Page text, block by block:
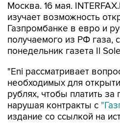
Москва. 16 мая.
изучает возможность
Газпромбанке в евро и
получаемого из РФ газа,
понедельник газета Il
"Eni рассматривает
необходимых для
рублях, чтобы платить за
нарушая контракты с
издание со ссылкой на